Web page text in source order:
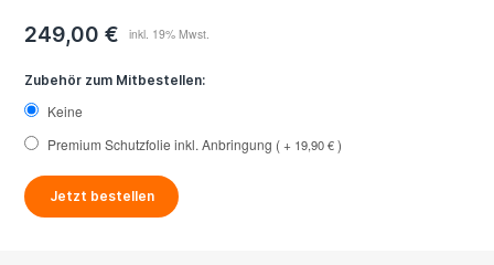
249,00 €
Zubehör zum Mitbestellen:
Keine
Premium Schutzfolie inkl. Anbringung
+ 19,90 €
Jetzt bestellen